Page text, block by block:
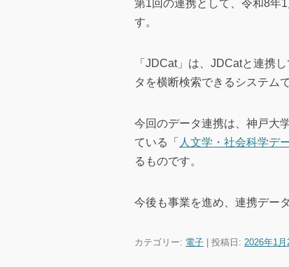
第1回の連携として、令和8年
す。
「JDCat」は、JDCatと連携
タを横断検索できるシステムで
今回のデータ連携は、神戸大
ている「 人文学・社会科学デ
るものです。
今後も事業を進め、連携デー
カテゴリー: 電子 | 投稿日: 2026年1月